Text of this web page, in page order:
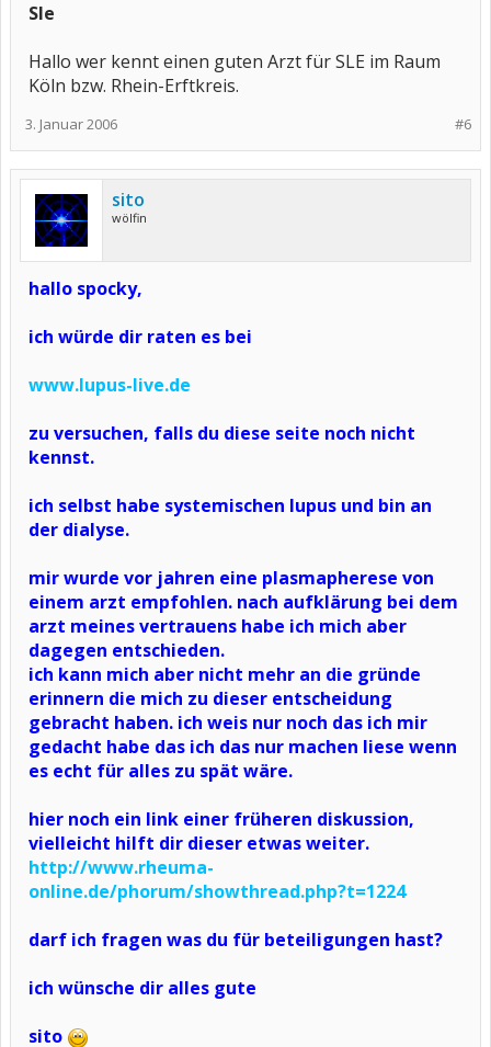
Sle
Hallo wer kennt einen guten Arzt für SLE im Raum
Köln bzw. Rhein-Erftkreis.
#6
3. Januar 2006
sito
wölfin
hallo spocky,
ich würde dir raten es bei
www.lupus-live.de
zu versuchen, falls du diese seite noch nicht
kennst.
ich selbst habe systemischen lupus und bin an
der dialyse.
mir wurde vor jahren eine plasmapherese von
einem arzt empfohlen. nach aufklärung bei dem
arzt meines vertrauens habe ich mich aber
dagegen entschieden.
ich kann mich aber nicht mehr an die gründe
erinnern die mich zu dieser entscheidung
gebracht haben. ich weis nur noch das ich mir
gedacht habe das ich das nur machen liese wenn
es echt für alles zu spät wäre.
hier noch ein link einer früheren diskussion,
vielleicht hilft dir dieser etwas weiter.
http://www.rheuma-
online.de/phorum/showthread.php?t=1224
darf ich fragen was du für beteiligungen hast?
ich wünsche dir alles gute
sito